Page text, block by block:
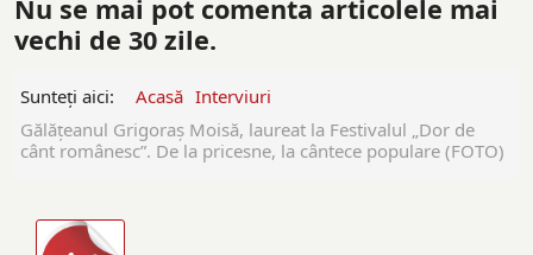
Nu se mai pot comenta articolele mai
vechi de 30 zile.
Sunteți aici: Acasă Interviuri
Gălățeanul Grigoraș Moisă, laureat la Festivalul „Dor de
cânt românesc”. De la pricesne, la cântece populare (FOTO)